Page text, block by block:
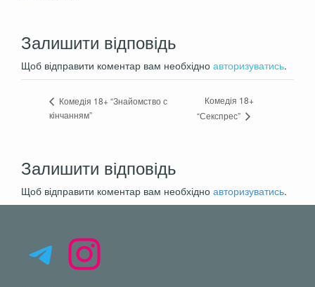
Залишити відповідь
Щоб відправити коментар вам необхідно авторизуватись.
Комедія 18+ “Знайомство с
кінчанням”
Комедія 18+
“Секспрес”
Залишити відповідь
Щоб відправити коментар вам необхідно авторизуватись.
Telegram
Instagram